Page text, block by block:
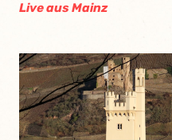
Live aus Mainz